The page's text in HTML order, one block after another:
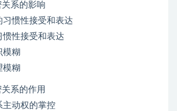
系的影响
惯性接受和表达
性接受和表达
模糊
模糊
系的作用
主动权的掌控